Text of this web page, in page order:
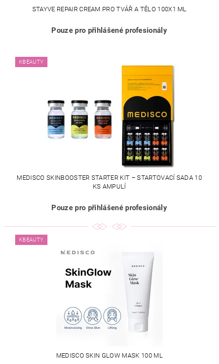
STAYVE REPAIR CREAM PRO TVÁŘ A TĚLO 100X1 ML
Pouze pro přihlášené profesionály
KBEAUTY
MEDISCO SKINBOOSTER STARTER KIT – STARTOVACÍ SADA 10
KS AMPULÍ
Pouze pro přihlášené profesionály
KBEAUTY
MEDISCO SKIN GLOW MASK 100 ML